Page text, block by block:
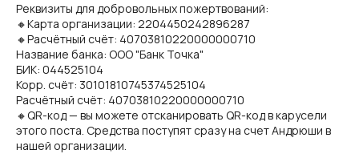
Реквизиты для добровольных пожертвований:
🔸Карта организации: 2204450242896287
🔸Расчётный счёт: 40703810220000000710
Название банка: ООО "Банк Точка"
БИК: 044525104
Корр. счёт: 30101810745374525104
Расчётный счёт: 40703810220000000710
🔸QR-код — вы можете отсканировать QR-код в карусели
этого поста. Средства поступят сразу на счет Андрюши в
нашей организации.